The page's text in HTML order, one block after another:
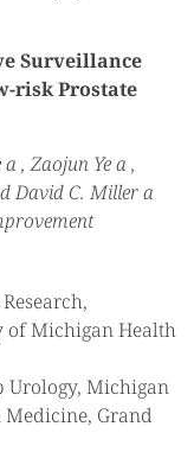
Surveillance
risk Prostate
, Zaojun Ye a ,
David C. Miller a
of Michigan Health
Urology, Michigan
Medicine, Grand